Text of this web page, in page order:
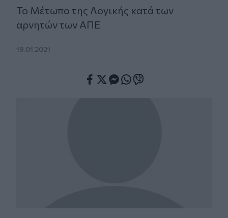
Το Μέτωπο της Λογικής κατά των
αρνητών των ΑΠΕ
19.01.2021